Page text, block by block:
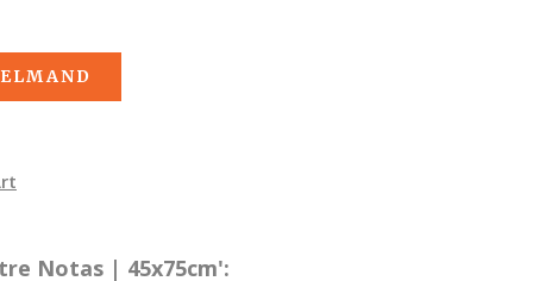
Notas | 45x75cm':